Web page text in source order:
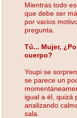
Mientras todo
que debe ser
por varios
pregunta.
Tú... Mujer,
cuerpo?
Youpi se
se parece un
igual a él, quizá
analizando
sala.